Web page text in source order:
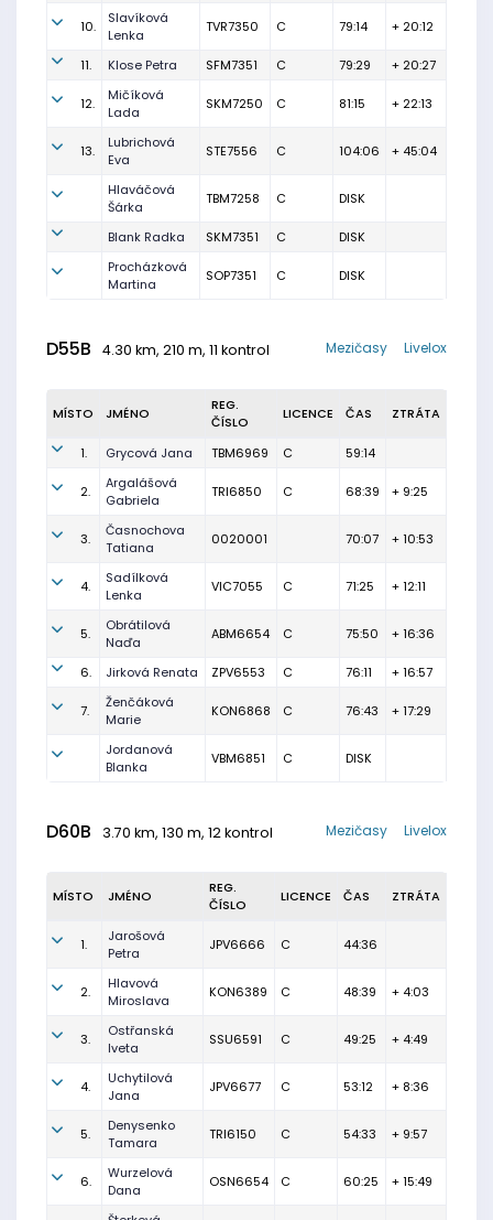
10.
Slavíková
Lenka
TVR7350 C 79:14 + 20:12
11. Klose Petra SFM7351 C 79:29 + 20:27
12.
Mičíková
Lada
SKM7250 C 81:15 + 22:13
13.
Lubrichová
Eva
STE7556 C 104:06 + 45:04
Hlaváčová
Šárka
TBM7258 C DISK
Blank Radka SKM7351 C
DISK
Procházková
Martina
SOP7351 C DISK
D55B 4.30 km, 210 m, 11 kontrol Livelox
Mezičasy
MÍSTO JMÉNO
REG.
ČÍSLO
LICENCE ČAS ZTRÁTA
1. Grycová Jana TBM6969 C 59:14
2.
Argalášová
Gabriela
TRI6850 C 68:39 + 9:25
3.
Časnochova
Tatiana
0020001 70:07 + 10:53
4.
Sadílková
Lenka
VIC7055 C 71:25 + 12:11
5.
Obrátilová
Naďa
ABM6654 C 75:50 + 16:36
6. Jirková Renata ZPV6553 C 76:11 + 16:57
7.
Ženčáková
Marie
KON6868 C 76:43 + 17:29
Jordanová
Blanka
VBM6851 C DISK
D60B 3.70 km, 130 m, 12 kontrol Livelox
Mezičasy
MÍSTO JMÉNO
REG.
ČÍSLO
LICENCE ČAS ZTRÁTA
1.
Jarošová
Petra
JPV6666 C 44:36
2.
Hlavová
Miroslava
KON6389 C 48:39 + 4:03
3.
Ostřanská
Iveta
SSU6591 C 49:25 + 4:49
4.
Uchytilová
Jana
JPV6677 C 53:12 + 8:36
5.
Denysenko
Tamara
TRI6150 C 54:33 + 9:57
6.
Wurzelová
Dana
OSN6654 C 60:25 + 15:49